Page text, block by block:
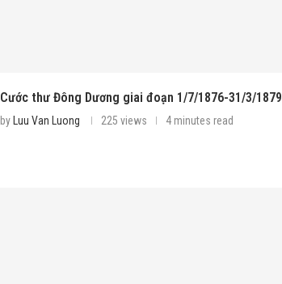
Cước thư Đông Dương giai đoạn 1/7/1876-31/3/1879
by Luu Van Luong 225 views 4 minutes read